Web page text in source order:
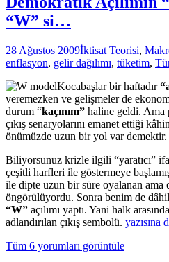
İstanbul
Deplasmanında
“W” si…
28 Ağustos 2009İktisat Teorisi,
enflasyon, gelir dağılımı, tüketim,
Kocabaşlar bir haftadır
veremezken ve gelişmeler de
durum “kaçınım” haline geldi. Ama
çıkış senaryolarını emanet ettiği
önümüzde uzun bir yol var demektir.
Biliyorsunuz krizle ilgili “yaratıcı”
çeşitli harfleri ile göstermeye
ile dipte uzun bir süre oyalanan ama
öngörülüyordu. Sonra benim de
“W” açılımı yaptı. Yani halk arasında
adlandırılan çıkış sembolü. yazısına
Tüm 6 yorumları görüntüle